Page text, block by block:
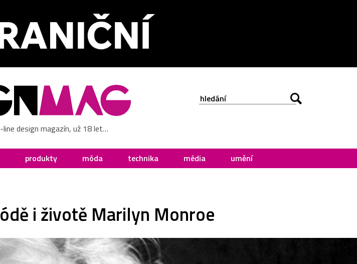
line design magazín, už 18 let…
produkty móda technika média umění
i životě Marilyn Monroe